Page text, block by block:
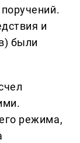
и
были
режима,